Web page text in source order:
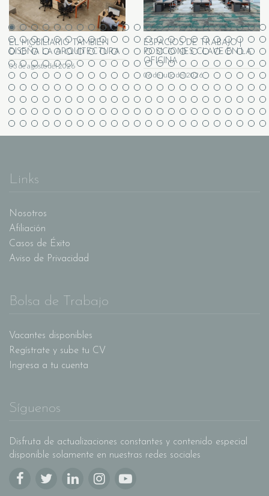
EL MOBILIARIO TAMBIÉN
DISEÑA LA ARQUITECTURA
03 de agosto del 2026
ESPACIOS DE TRABAJO |
POSICIONES CLAVE EN LA
OFICINA
06 de julio del 2026
Links
Nosotros
Afiliación
Casos de Éxito
Aviso de Privacidad
Bolsa de Trabajo
Vacantes disponibles
Regístrate y sube tu CV
Ingresa a tu cuenta
Síguenos
Disfruta de actualizaciones constantes y contenido especial
disponible solamente en nuestras redes sociales